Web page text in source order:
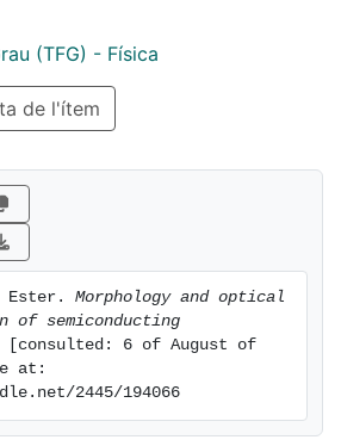
(TFG) - Física
de l'ítem
Ester. Morphology and optical
of semiconducting
[consulted: 6 of August of
at:
2445/194066